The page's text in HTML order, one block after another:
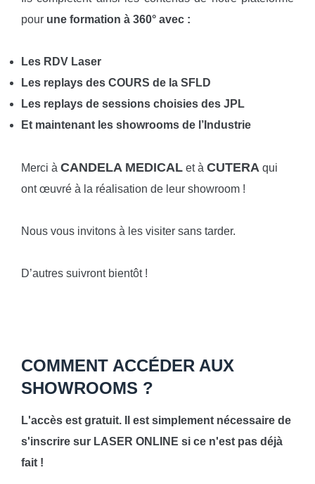
pour une formation à 360° avec :
Les RDV Laser
Les replays des COURS de la SFLD
Les replays de sessions choisies des JPL
Et maintenant les showrooms de l’Industrie
Merci à CANDELA MEDICAL et à CUTERA qui
ont œuvré à la réalisation de leur showroom !
Nous vous invitons à les visiter sans tarder.
D’autres suivront bientôt !
COMMENT ACCÉDER AUX
SHOWROOMS ?
L'accès est gratuit. Il est simplement nécessaire de
s'inscrire sur LASER ONLINE si ce n'est pas déjà
fait !